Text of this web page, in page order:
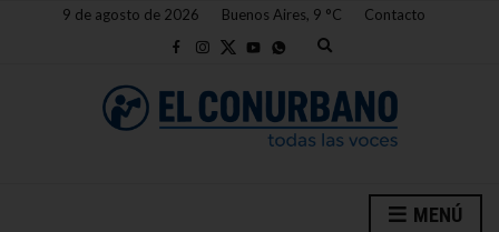
9 de agosto de 2026 Buenos Aires, 9 C
Contacto
a
n
d
s
MENÚ
NIÑO SUFRE QUEMADURAS GRAVES POR EXPLOSIÓN DE JUGUETE ANTIESTRÉS EN FRANCIA